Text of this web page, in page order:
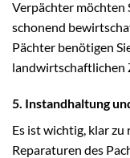
Verpächter möchten
schonend
Pächter benötigen
landwirtschaftlichen
5. Instandhaltung
Es ist wichtig, klar
Reparaturen des